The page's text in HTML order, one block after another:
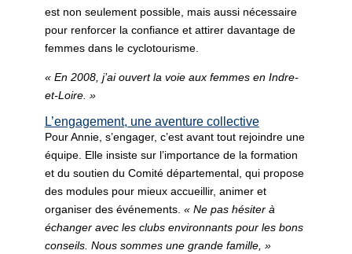
est non seulement possible, mais aussi nécessaire
pour renforcer la confiance et attirer davantage de
femmes dans le cyclotourisme.
« En 2008, j’ai ouvert la voie aux femmes en Indre-
et-Loire. »
L’engagement, une aventure collective
Pour Annie, s’engager, c’est avant tout rejoindre une
équipe. Elle insiste sur l’importance de la formation
et du soutien du Comité départemental, qui propose
des modules pour mieux accueillir, animer et
organiser des événements. « Ne pas hésiter à
échanger avec les clubs environnants pour les bons
conseils. Nous sommes une grande famille, »